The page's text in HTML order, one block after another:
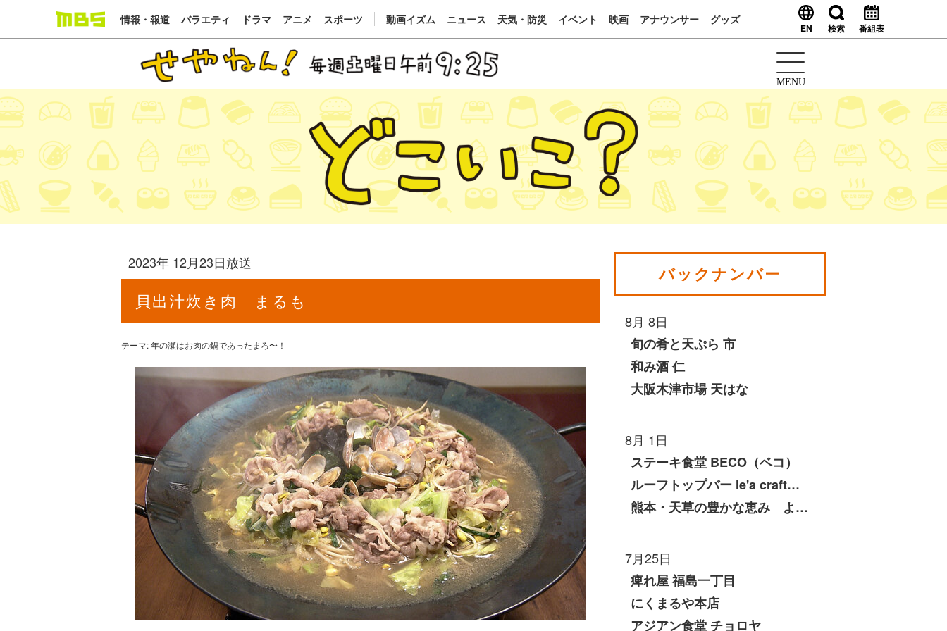
情報・報道 バラエティ ドラマ アニメ スポーツ 動画イズム ニュース 天気・防災 イベント 映画 アナウンサー グッズ
EN 検索 番組表
MENU
2023年 12月23日放送
貝出汁炊き肉 まるも
テーマ: 年の瀬はお肉の鍋であったまろ〜！
バックナンバー
8月 8日
旬の肴と天ぷら 市
和み酒 仁
大阪木津市場 天はな
8月 1日
ステーキ食堂 BECO（ベコ）
ルーフトップバー le'a craft（レアクラフト）
熊本・天草の豊かな恵み よしたけ
7月25日
痺れ屋 福島一丁目
にくまるや本店
アジアン食堂 チョロヤ